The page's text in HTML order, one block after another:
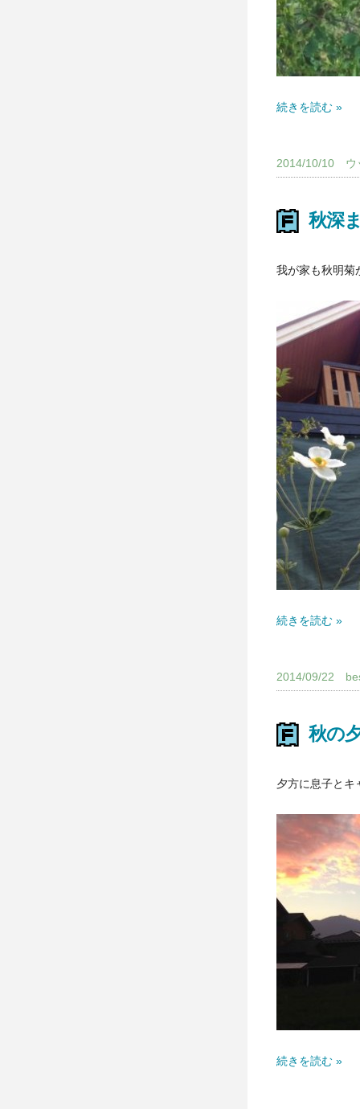
続きを読む »
2014/10/10 ウ
秋深
我が家も秋明菊
続きを読む »
2014/09/22
秋の
夕方に息子とキ
続きを読む »